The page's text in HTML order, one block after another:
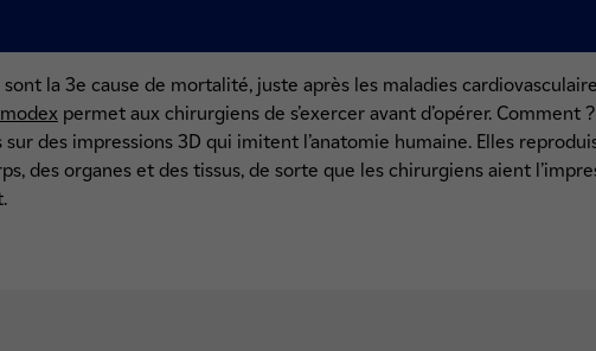
sont la 3e cause de mortalité, juste après les maladies
permet aux chirurgiens de s’exercer avant d’opérer. Comment
sur des impressions 3D qui imitent l’anatomie humaine. Elles
des organes et des tissus, de sorte que les chirurgiens aient